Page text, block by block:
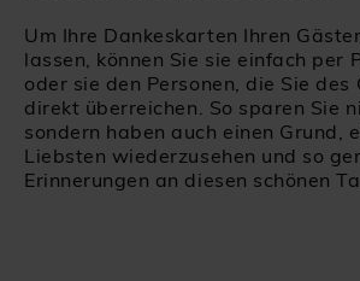
Um Ihre Dankeskarten Ihren
lassen, können Sie sie einfach per
oder sie den Personen, die Sie des
direkt überreichen. So sparen Sie
sondern haben auch einen Grund,
Liebsten wiederzusehen und so
Erinnerungen an diesen schönen